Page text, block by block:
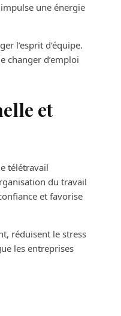
une énergie
l’esprit d’équipe.
changer d’emploi
et
télétravail
du travail
et favorise
réduisent le stress
les entreprises